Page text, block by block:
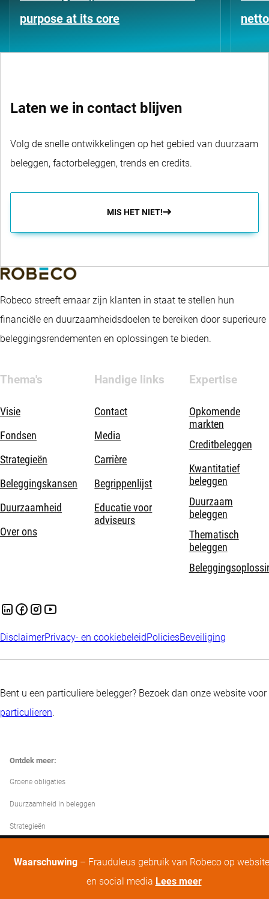
purpose at its core
Laten we in contact blijven
Volg de snelle ontwikkelingen op het gebied van duurzaam
beleggen, factorbeleggen, trends en credits.
MIS HET NIET!
Robeco streeft ernaar zijn klanten in staat te stellen hun
financiële en duurzaamheidsdoelen te bereiken door superieure
beleggingsrendementen en oplossingen te bieden.
Thema's
Visie
Fondsen
Strategieën
Beleggingskansen
Duurzaamheid
Over ons
Handige links
Contact
Media
Carrière
Begrippenlijst
Educatie voor
adviseurs
Expertise
Opkomende
markten
Creditbeleggen
Kwantitatief
beleggen
Duurzaam
beleggen
Thematisch
beleggen
DisclaimerPrivacy- en cookiebeleid PoliciesBeveiliging
Bent u een particuliere belegger? Bezoek dan onze website voor
particulieren.
Ontdek meer:
Groene obligaties
Duurzaamheid in beleggen
Strategieën
Waarschuwing – Frauduleus gebruik van Robeco op
en social media Lees meer